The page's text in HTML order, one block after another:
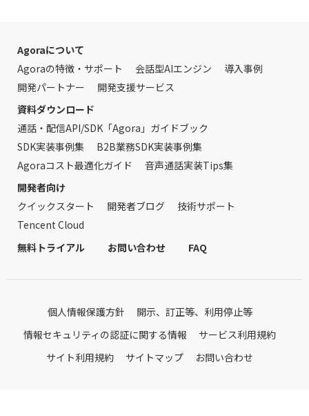
Agoraについて
Agoraの特徴・サポート
会話型AIエンジン
導入事例
開発パートナー
開発支援サービス
資料ダウンロード
通話・配信API/SDK「Agora」ガイドブック
SDK実装事例集
B2B業務SDK実装事例集
Agoraコスト最適化ガイド
音声通話実装Tips集
開発者向け
クイックスタート
開発者ブログ
技術サポート
Tencent Cloud
無料トライアル
お問い合わせ FAQ
個人情報保護方針
開示、訂正等、利用停止等
情報セキュリティの認証に関する情報
サービス利用規約
サイト利用規約
サイトマップ お問い合わせ